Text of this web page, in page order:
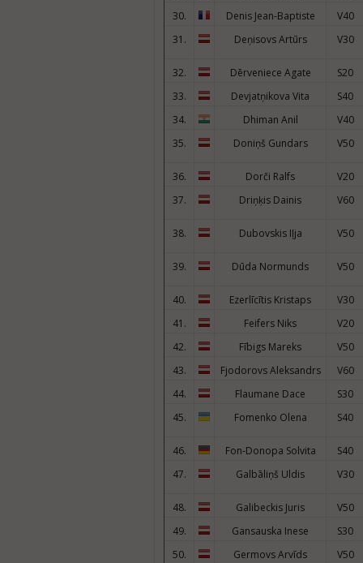
30.
Denis Jean-Baptiste
V40
31.
Deņisovs Artūrs V30
32. Dērveniece Agate
S20
33.
Devjatņikova Vita
S40
34.
Dhiman Anil
V40
35.
Doniņš Gundars V50
36. Dorči Ralfs
V20
37.
Driņķis Dainis V60
38. Dubovskis Iļja V50
39. Dūda Normunds V50
40. Ezerlīcītis Kristaps
V30
41.
Feifers Niks
V20
42.
Fībigs Mareks
V50
43.
Fjodorovs Aleksandrs
V60
44.
Flaumane Dace
S30
45.
Fomenko Olena S40
46. Fon-Donopa Solvita
S40
47.
Galbāliņš Uldis V30
48. Galibeckis Juris
V50
49.
Gansauska Inese
S30
50.
Germovs Arvīds
V50